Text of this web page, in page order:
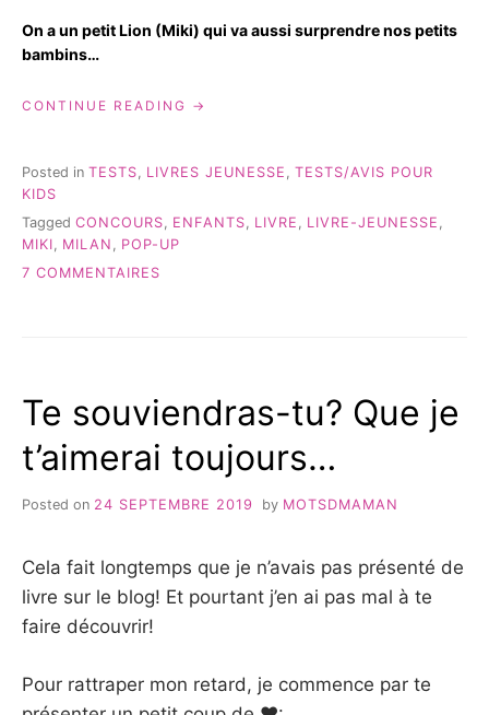
On a un petit Lion (Miki) qui va aussi surprendre nos petits
bambins…
CONTINUE READING « MIKI
MILAN
Posted in TESTS LIVRES JEUNESSE
TESTS/AVIS POUR
KIDS
Tagged CONCOURS, ENFANTS, LIVRE , LIVRE-JEUNESSE ,
MIKI, MILAN , POP-UP
7 COMMENTAIRES
Te souviendras-tu? Que je
t’aimerai toujours…
Posted on 24 SEPTEMBRE 2019 by MOTSDMAMAN
Cela fait longtemps que je n’avais pas présenté de
livre sur le blog! Et pourtant j’en ai pas mal à te
faire découvrir!
Pour rattraper mon retard, je commence par te